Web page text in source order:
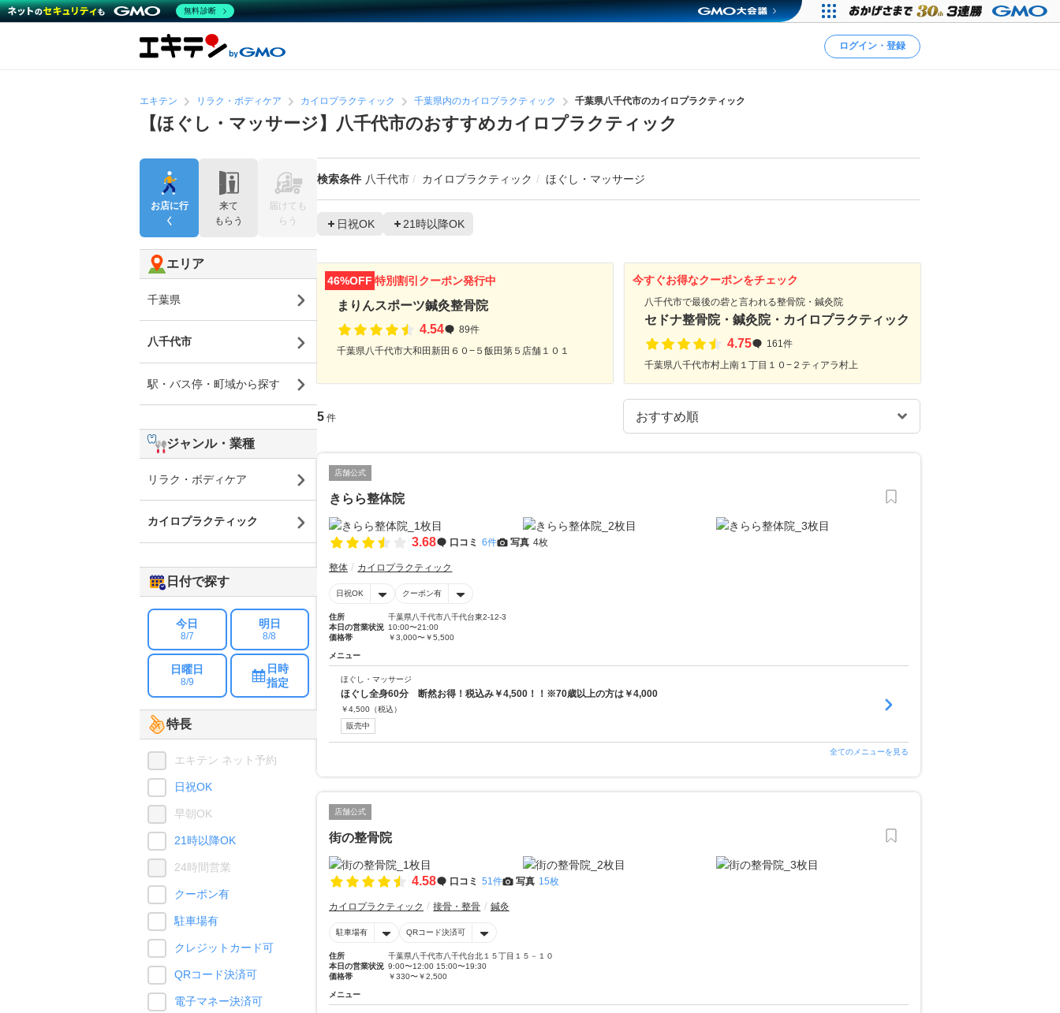
ログイン・登録
エキテン リラク・ボディケア カイロプラクティック 千葉県内のカイロプラクティック 千葉県八千代市のカイロプラクティック
【ほぐし・マッサージ】八千代市のおすすめカイロプラクティック
検索条件 八千代市 カイロプラクティック ほぐし・マッサージ
日祝OK 21時以降OK
46%OFF 特別割引クーポン発行中
まりんスポーツ鍼灸整骨院
4.54
89件
千葉県八千代市大和田新田６０−５飯田第５店舗１０１
今すぐお得なクーポンをチェック
八千代市で最後の砦と言われる整骨院・鍼灸院
セドナ整骨院・鍼灸院・カイロプラクティック
4.75
161件
千葉県八千代市村上南１丁目１０−２ティアラ村上
5 件
店舗公式
きらら整体院
3.68 口コミ 6件 写真 4枚
整体 カイロプラクティック
日祝OK クーポン有
住所
千葉県八千代市八千代台東2-12-3
本日の営業状況 10:00〜21:00
価格帯
￥3,000〜￥5,500
メニュー
ほぐし・マッサージ
ほぐし全身60分 断然お得！税込み￥4,500！！※70歳以上の方は￥4,000
￥4,500 （税込）
販売中
全てのメニューを見る
店舗公式
街の整骨院
4.58 口コミ 51件 写真 15枚
カイロプラクティック 接骨・整骨 鍼灸
駐車場有 QRコード決済可
住所
千葉県八千代市八千代台北１５丁目１５－１０
本日の営業状況 9:00〜12:00 15:00〜19:30
価格帯
￥330〜￥2,500
メニュー
お店に行
く
来て
もらう
届けても
らう
エリア
千葉県
八千代市
駅・バス停・町域から探す
ジャンル・業種
リラク・ボディケア
カイロプラクティック
日付で探す
今日
8/7
明日
8/8
日曜日
8/9
日時
指定
特長
エキテン ネット予約
日祝OK
早朝OK
21時以降OK
24時間営業
クーポン有
駐車場有
クレジットカード可
QRコード決済可
電子マネー決済可
無料診断